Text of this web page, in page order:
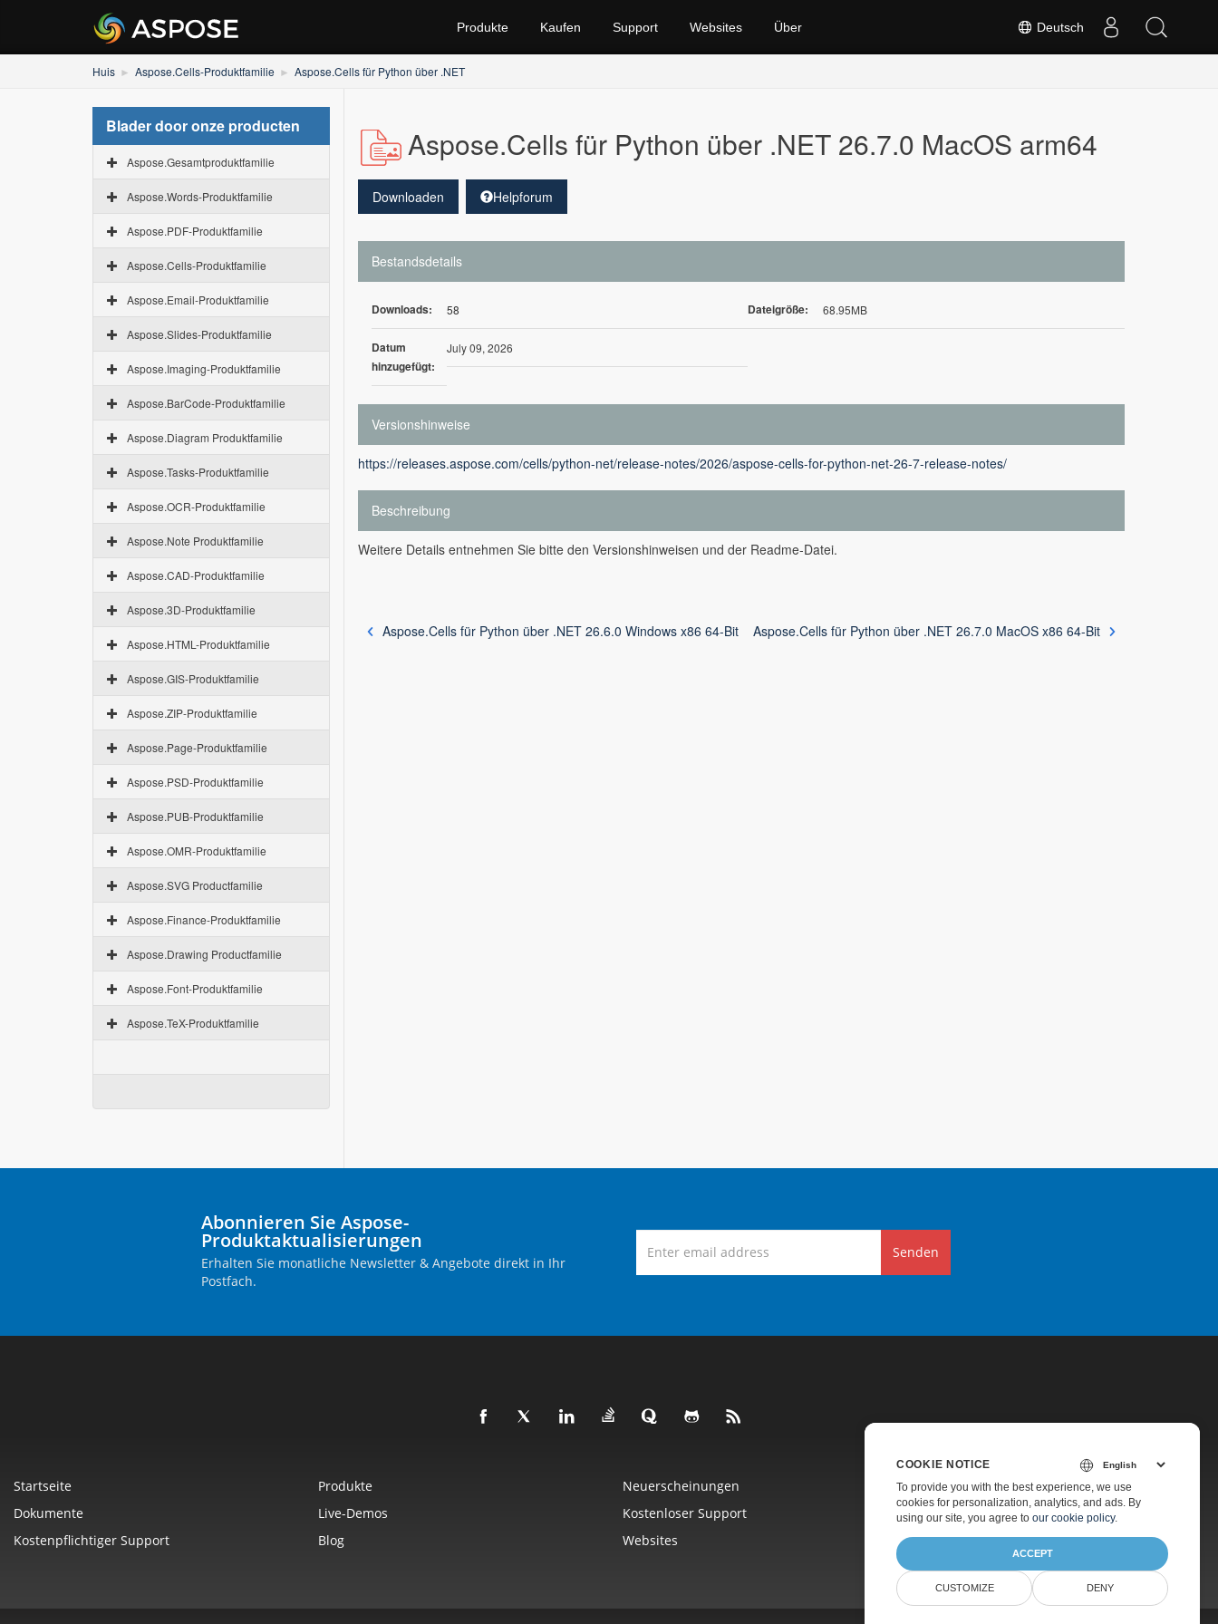
Deutsch
Produkte Kaufen Support Websites Über
Huis Aspose.Cells-Produktfamilie Aspose.Cells für Python über .NET
Blader door onze producten
Aspose.Gesamtproduktfamilie
Aspose.Words-Produktfamilie
Aspose.PDF-Produktfamilie
Aspose.Cells-Produktfamilie
Aspose.Email-Produktfamilie
Aspose.Slides-Produktfamilie
Aspose.Imaging-Produktfamilie
Aspose.BarCode-Produktfamilie
Aspose.Diagram Produktfamilie
Aspose.Tasks-Produktfamilie
Aspose.OCR-Produktfamilie
Aspose.Note Produktfamilie
Aspose.CAD-Produktfamilie
Aspose.3D-Produktfamilie
Aspose.HTML-Produktfamilie
Aspose.GIS-Produktfamilie
Aspose.ZIP-Produktfamilie
Aspose.Page-Produktfamilie
Aspose.PSD-Produktfamilie
Aspose.PUB-Produktfamilie
Aspose.OMR-Produktfamilie
Aspose.SVG Productfamilie
Aspose.Finance-Produktfamilie
Aspose.Drawing Productfamilie
Aspose.Font-Produktfamilie
Aspose.TeX-Produktfamilie
Aspose.Cells für Python über .NET 26.7.0 MacOS arm64
Downloaden Helpforum
Bestandsdetails
Downloads: 58 Dateigröße: 68.95MB
Datum
hinzugefügt:
July 09, 2026
Versionshinweise
https://releases.aspose.com/cells/python-net/release-notes/2026/aspose-cells-for-python-net-26-7-release-notes/
Beschreibung
Weitere Details entnehmen Sie bitte den Versionshinweisen und der Readme-Datei.
Aspose.Cells für Python über .NET 26.6.0 Windows x86 64-Bit Aspose.Cells für Python über .NET 26.7.0 MacOS x86 64-Bit
Abonnieren Sie Aspose-
Produktaktualisierungen
Erhalten Sie monatliche Newsletter & Angebote direkt in Ihr
Postfach.
Senden
Startseite Produkte Neuerscheinungen
Preise
Dokumente
Live-Demos Kostenloser Support
Kostenlose Beratung
Kostenpflichtiger Support
Blog Websites Über
COOKIE NOTICE
To provide you with the best experience, we use
cookies for personalization, analytics, and ads. By
using our site, you agree to our cookie policy.
ACCEPT
CUSTOMIZE DENY